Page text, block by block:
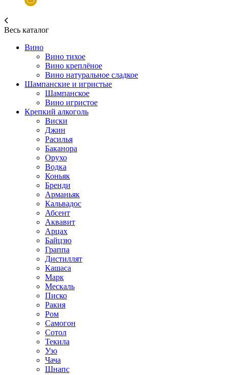
Весь каталог
Вино
Вино тихое
Вино креплёное
Вино натуральное сладкое
Шампанские и игристые
Шампанское
Вино игристое
Крепкий алкоголь
Виски
Джин
Расилья
Баканора
Орухо
Водка
Коньяк
Бренди
Арманьяк
Кальвадос
Абсент
Аквавит
Арцах
Байцзю
Граппа
Дистиллят
Кашаса
Марк
Мескаль
Писко
Ракия
Ром
Самогон
Сотол
Текила
Узо
Чача
Шнапс